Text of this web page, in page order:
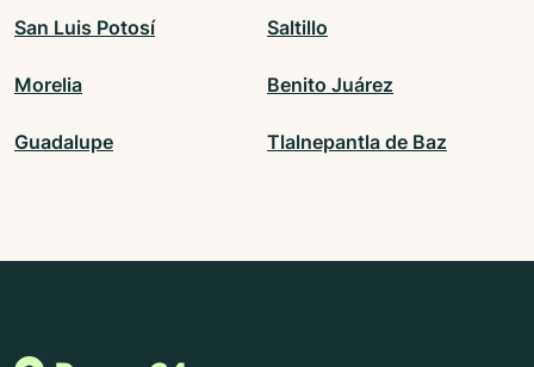
San Luis Potosí Saltillo
Morelia Benito Juárez
Guadalupe Tlalnepantla de Baz